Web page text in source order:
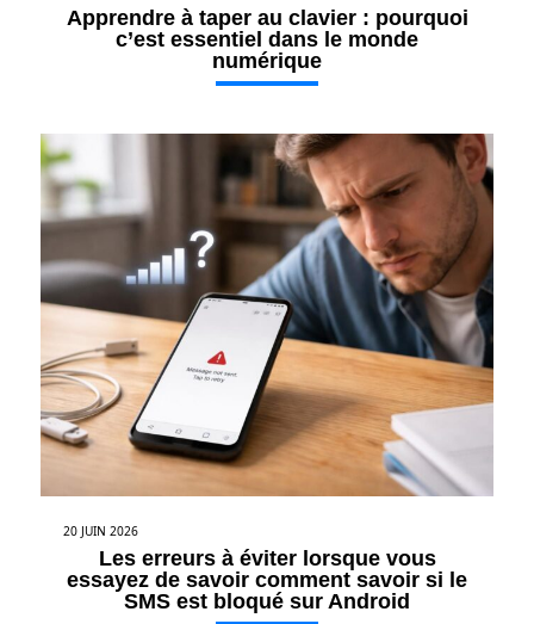
Apprendre à taper au clavier : pourquoi
c’est essentiel dans le monde
numérique
20 JUIN 2026
Les erreurs à éviter lorsque vous
essayez de savoir comment savoir si le
SMS est bloqué sur Android